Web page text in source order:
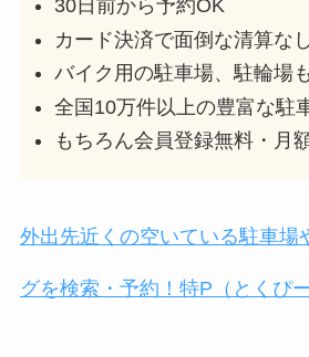
30日前から予約OK
カード決済で面倒な清算なし
バイク用の駐車場、駐輪場
全国10万件以上の豊富な駐
もちろん会員登録無料・月
外出先近くの空いている駐車場
グを検索・予約！特P（とくぴー